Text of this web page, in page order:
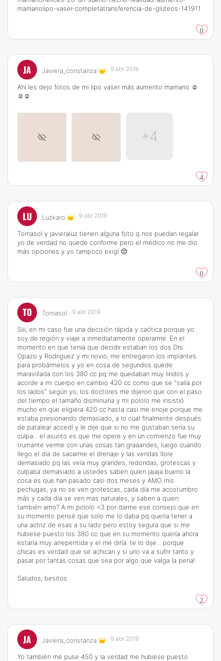
mamariolipo-vaser-completatransferencia-de-gluteos-141911
0
JA Javiera_constanza 9 abr 2019
Ahí les dejo fotos de mi lipo vaser más aumento mamario ☺️
☺️☺️
+4
4
LU Luzkaro 9 abr 2019
Tornasol y javieraluz tienen alguna foto q nos puedan regalar
yo de verdad no quede conforme pero el médico no me dio
más opciones y yo tampoco exigí 😔
0
TO Tornasol 9 abr 2019
Siii, en mi caso fue una decisión rápida y caótica porque yo
soy de región y viaje a inmediatamente operarme. En el
momento en que tenia que decidir estaban los dos Drs.
Opazo y Rodriguez y mi novio, me entregaron los implantes
para probármelos y yo en cosa de segundos quede
maravillada con los 380 cc pq me quedaban muy lindos y
acorde a mi cuerpo en cambio 420 cc como que se "salía por
los lados" según yo, los doctores me dijeron que con el paso
del tiempo el tamaño disminuiría y mi pololo me insistió
mucho en que eligiera 420 cc hasta casi me enoje porque me
estaba presionando demasiado, a lo cual finalmente después
de patalear accedí y le dije que si no me gustaban sería su
culpa... el asunto es que me opere y en un comienzo fue muy
trumante verme con unas cosas tan graaandes, luego cuando
llego el día de sacarme el drenaje y las vendas llore
demasiado pq las veía muy grandes, redondas, grotescas y
culpaba demasiado a ustedes saben quien jajaja bueno la
cosa es que han pasado casi dos meses y AMO mis
pechugas, ya no se ven grotescas, cada día me acostumbro
más y cada día se ven mas naturales, y saben a quien
también amo? A mi pololo <3 por darme ese consejo que en
su momento pensé que solo me lo daba pq quería tener a
una actriz de esas a su lado pero estoy segura que si me
hubiese puesto los 380 cc que en su momento quería ahora
estaría muy arrepentida y el me diría: te lo dije... porque
chicas es verdad que se achican y si uno va a sufrir tanto y
pasar por tantas cosas que sea por algo que valga la pena!
Saludos, besitos.
2
JA Javiera_constanza 9 abr 2019
Yo también me puse 450 y la verdad me hubiese puesto